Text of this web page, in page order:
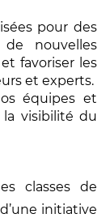
pour des
nouvelles
favoriser les
et experts.
équipes et
la visibilité du
classes de
initiative